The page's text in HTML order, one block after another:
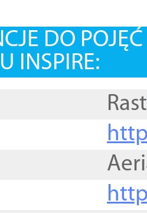
DO
INSPIRE: